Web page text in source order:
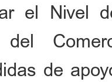
el Nivel
del
de